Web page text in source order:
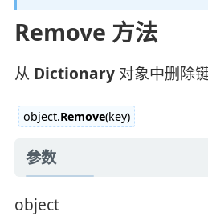
Remove 方法
从 Dictionary对象中删除
object.Remove(key)
参数
object